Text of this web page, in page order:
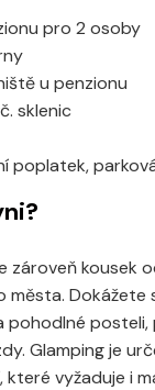
pro 2 osoby
u penzionu
sklenic
poplatek,
zároveň kousek
pohodlné
Glamping je
vyžaduje i